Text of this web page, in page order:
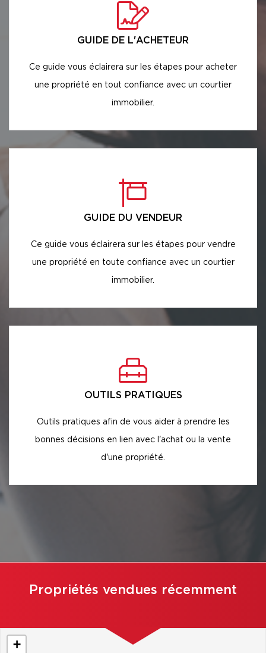
GUIDE DE L'ACHETEUR
Ce guide vous éclairera sur les étapes pour acheter
une propriété en tout confiance avec un courtier
immobilier.
GUIDE DU VENDEUR
Ce guide vous éclairera sur les étapes pour vendre
une propriété en toute confiance avec un courtier
immobilier.
OUTILS PRATIQUES
Outils pratiques afin de vous aider à prendre les
bonnes décisions en lien avec l'achat ou la vente
d'une propriété.
Propriétés vendues récemment
+